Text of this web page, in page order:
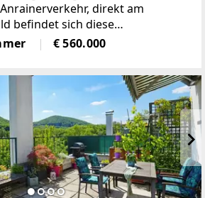
direkt am
befindet sich diese
Wohnhausanlage, erbaut im
herrlichen Parkgrundstück
€ 560.000